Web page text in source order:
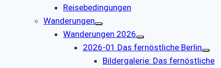
Reisebedingungen
Wanderungen
Wanderungen 2026
2026-01 Das fernöstliche Berlin
Bildergalerie: Das fernöstliche